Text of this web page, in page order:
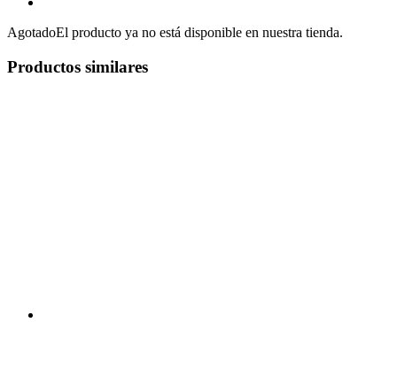
AgotadoEl producto ya no está disponible en nuestra tienda.
Productos similares